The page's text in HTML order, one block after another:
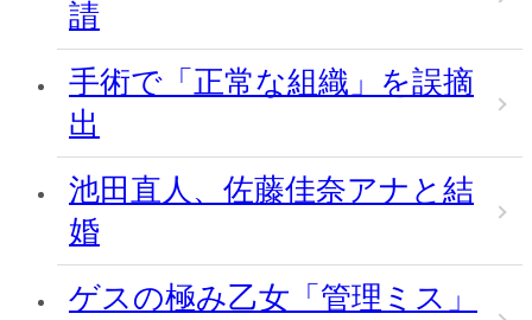
請
手術で「正常な組織」を誤摘
出
池田直人、佐藤佳奈アナと結
婚
ゲスの極み乙女「管理ミス」